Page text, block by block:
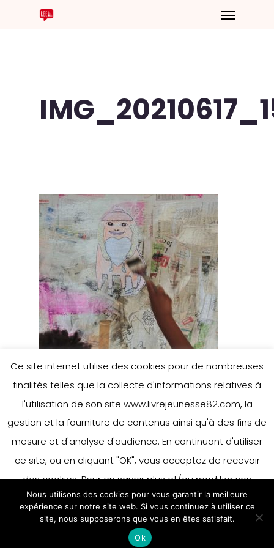
Ce site internet utilise des cookies pour de nombreuses
finalités telles que la collecte d'informations relatives à
l'utilisation de son site www.livrejeunesse82.com, la
gestion et la fourniture de contenus ainsi qu'à des fins de
mesure et d'analyse d'audience. En continuant d'utiliser
ce site, ou en cliquant "OK", vous acceptez de recevoir
des cookies. Pour en savoir plus et/ou modifier vos
préférences en matière de cookies, merci de vous référer
à notre politique sur les cookies.
Accepter
En savoir plus
Nous utilisons des cookies pour vous garantir la meilleure
expérience sur notre site web. Si vous continuez à utiliser ce
site, nous supposerons que vous en êtes satisfait.
Ok